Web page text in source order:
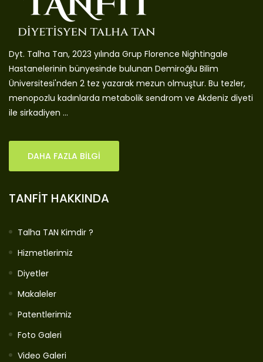
Dyt. Talha Tan, 2023 yılında Grup Florence Nightingale
Hastanelerinin bünyesinde bulunan Demiroğlu Bilim
Üniversitesi'nden 2 tez yazarak mezun olmuştur. Bu tezler,
menopozlu kadınlarda metabolik sendrom ve Akdeniz diyeti
ile sirkadiyen ...
DAHA FAZLA BİLGİ
TANFİT HAKKINDA
Talha TAN Kimdir ?
Hizmetlerimiz
Diyetler
Makaleler
Patentlerimiz
Foto Galeri
Video Galeri